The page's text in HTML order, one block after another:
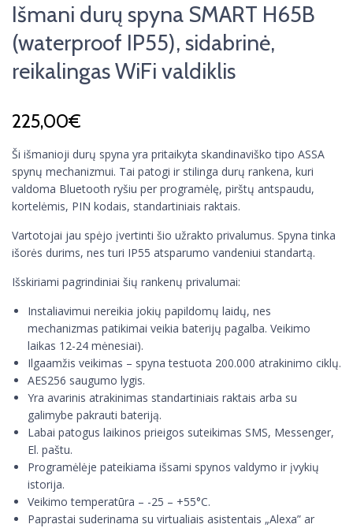
Išmani durų spyna SMART H65B
(waterproof IP55), sidabrinė,
reikalingas WiFi valdiklis
225,00€
Ši išmanioji durų spyna yra pritaikyta skandinaviško tipo ASSA
spynų mechanizmui. Tai patogi ir stilinga durų rankena, kuri
valdoma Bluetooth ryšiu per programėlę, pirštų antspaudu,
kortelėmis, PIN kodais, standartiniais raktais.
Vartotojai jau spėjo įvertinti šio užrakto privalumus. Spyna tinka
išorės durims, nes turi IP55 atsparumo vandeniui standartą.
Išskiriami pagrindiniai šių rankenų privalumai:
Instaliavimui nereikia jokių papildomų laidų, nes
mechanizmas patikimai veikia baterijų pagalba. Veikimo
laikas 12-24 mėnesiai).
Ilgaamžis veikimas – spyna testuota 200.000 atrakinimo ciklų.
AES256 saugumo lygis.
Yra avarinis atrakinimas standartiniais raktais arba su
galimybe pakrauti bateriją.
Labai patogus laikinos prieigos suteikimas SMS, Messenger,
El. paštu.
Programėlėje pateikiama išsami spynos valdymo ir įvykių
istorija.
Veikimo temperatūra – -25 – +55°C.
Paprastai suderinama su virtualiais asistentais „Alexa” ar